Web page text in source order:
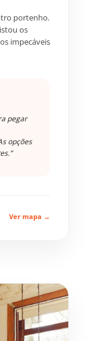
portenho.
os
impecáveis
pegar
opções
Ver mapa →